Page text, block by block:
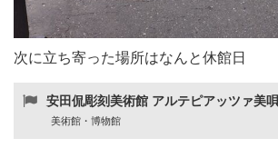
次に立ち寄った場所はなんと休館日
安田侃彫刻美術館 アルテピアッツァ美唄
美術館・博物館